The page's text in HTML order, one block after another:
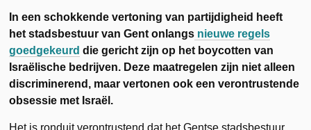
In een schokkende vertoning van partijdigheid heeft
het stadsbestuur van Gent onlangs nieuwe regels
goedgekeurd die gericht zijn op het boycotten van
Israëlische bedrijven. Deze maatregelen zijn niet alleen
discriminerend, maar vertonen ook een verontrustende
obsessie met Israël.